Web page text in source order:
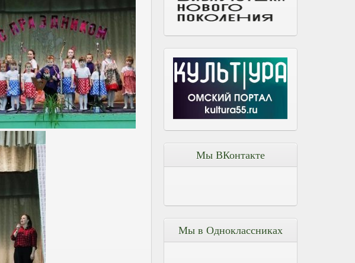
Мы ВКонтакте
Мы в Одноклассниках